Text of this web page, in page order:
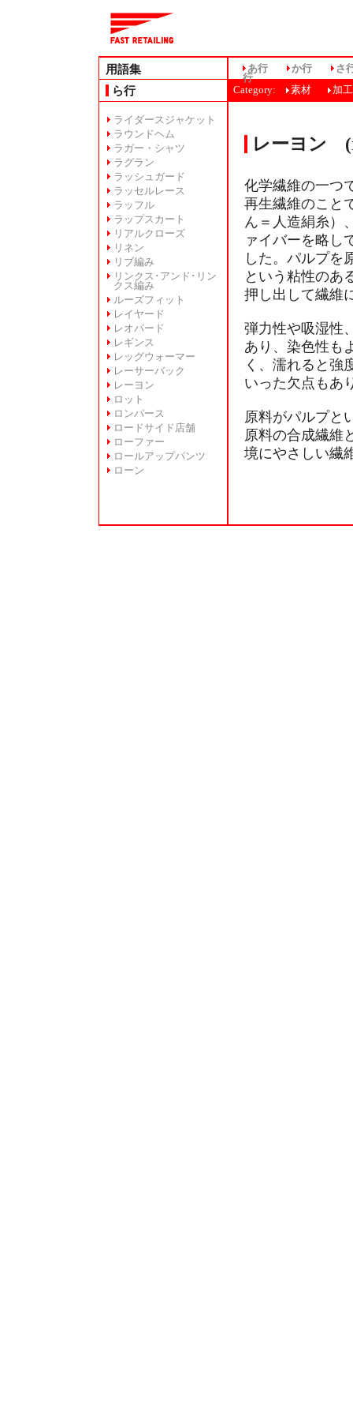
用語集
ら行
ライダースジャケット
ラウンドヘム
ラガー・シャツ
ラグラン
ラッシュガード
ラッセルレース
ラッフル
ラップスカート
リアルクローズ
リネン
リブ編み
リンクス･アンド･リン
クス編み
ルーズフィット
レイヤード
レオパード
レギンス
レッグウォーマー
レーサーバック
レーヨン
ロット
ロンパース
ロードサイド店舗
ローファー
ロールアップパンツ
ローン
あ行 か行
さ
行
Category:
素材 加工
レーヨン
化学繊維の一つ
再生繊維のこと
ん＝人造絹糸）
ァイバーを略し
した。パルプを
という粘性のあ
押し出して繊維
弾力性や吸湿性
あり、染色性も
く、濡れると強
いった欠点もあ
原料がパルプと
原料の合成繊維
境にやさしい繊